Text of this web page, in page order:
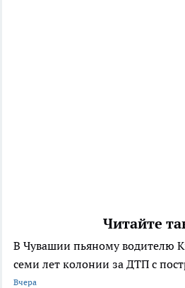
Читайте
В Чувашии пьяному водителю
семи лет колонии за ДТП с
Вчера